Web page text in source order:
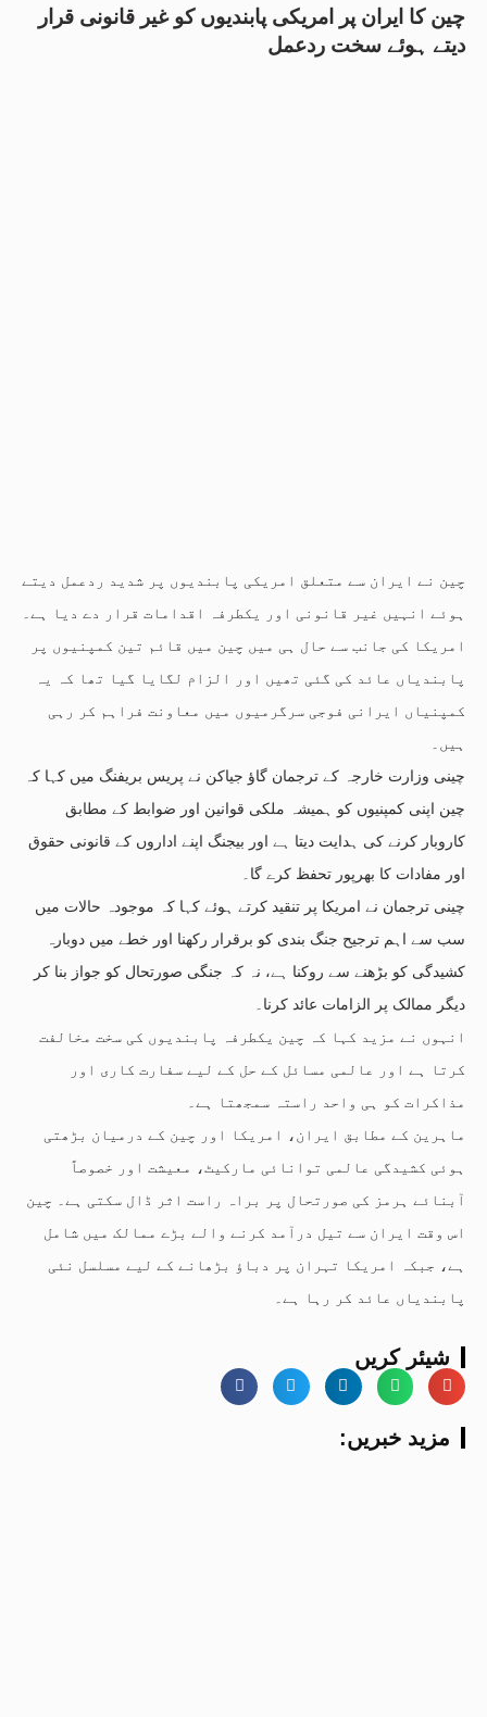
چین کا ایران پر امریکی پابندیوں کو غیر قانونی قرار
دیتے ہوئے سخت ردعمل
چین نے ایران سے متعلق امریکی پابندیوں پر شدید ردعمل دیتے
ہوئے انہیں غیر قانونی اور یکطرفہ اقدامات قرار دے دیا ہے۔
امریکا کی جانب سے حال ہی میں چین میں قائم تین کمپنیوں پر
پابندیاں عائد کی گئی تھیں اور الزام لگایا گیا تھا کہ یہ
کمپنیاں ایرانی فوجی سرگرمیوں میں معاونت فراہم کر رہی
ہیں۔
چینی وزارت خارجہ کے ترجمان گاؤ جیاکن نے پریس بریفنگ میں کہا کہ
چین اپنی کمپنیوں کو ہمیشہ ملکی قوانین اور ضوابط کے مطابق
کاروبار کرنے کی ہدایت دیتا ہے اور بیجنگ اپنے اداروں کے قانونی حقوق
اور مفادات کا بھرپور تحفظ کرے گا۔
چینی ترجمان نے امریکا پر تنقید کرتے ہوئے کہا کہ موجودہ حالات میں
سب سے اہم ترجیح جنگ بندی کو برقرار رکھنا اور خطے میں دوبارہ
کشیدگی کو بڑھنے سے روکنا ہے، نہ کہ جنگی صورتحال کو جواز بنا کر
دیگر ممالک پر الزامات عائد کرنا۔
انہوں نے مزید کہا کہ چین یکطرفہ پابندیوں کی سخت مخالفت
کرتا ہے اور عالمی مسائل کے حل کے لیے سفارت کاری اور
مذاکرات کو ہی واحد راستہ سمجھتا ہے۔
ماہرین کے مطابق ایران، امریکا اور چین کے درمیان بڑھتی
ہوئی کشیدگی عالمی توانائی مارکیٹ، معیشت اور خصوصاً
آبنائے ہرمز کی صورتحال پر براہ راست اثر ڈال سکتی ہے۔ چین
اس وقت ایران سے تیل درآمد کرنے والے بڑے ممالک میں شامل
ہے، جبکہ امریکا تہران پر دباؤ بڑھانے کے لیے مسلسل نئی
پابندیاں عائد کر رہا ہے۔
شیئر کریں
:مزید خبریں